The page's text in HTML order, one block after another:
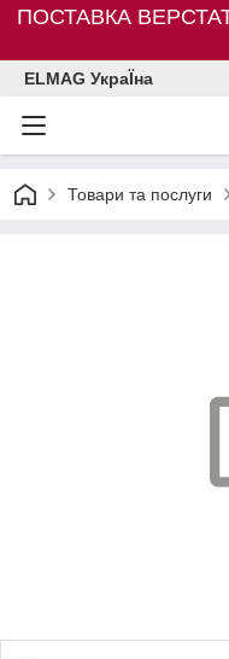
ПОСТАВКА
ELMAG УкраЇна
Товари та послуги